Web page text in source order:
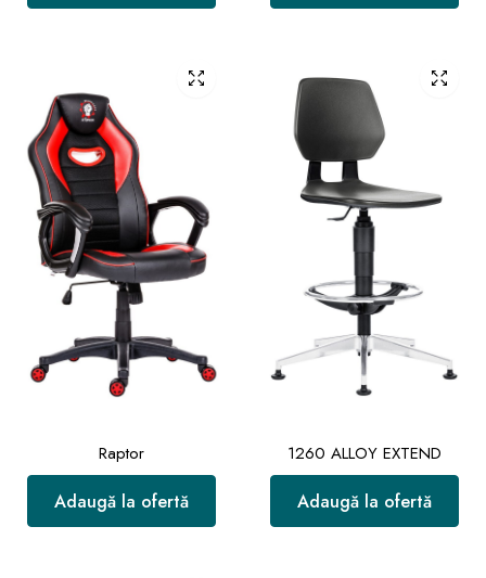
Raptor
Adaugă la ofertă
1260 ALLOY EXTEND
Adaugă la ofertă